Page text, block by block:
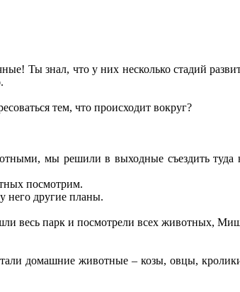
Ты знал, что у них несколько стадий
тем, что происходит вокруг?
мы решили в выходные съездить
посмотрим.
него другие планы.
весь парк и посмотрели всех животных,
домашние животные – козы, овцы,